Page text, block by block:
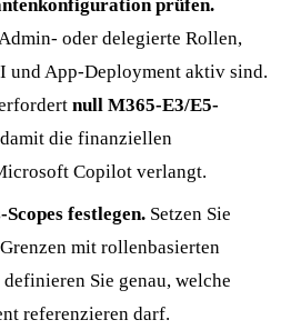
prüfen.
oder delegierte Rollen,
und App-Deployment aktiv sind.
null M365-E3/E5-
die finanziellen
Copilot verlangt.
festlegen. Setzen Sie
mit rollenbasierten
Sie genau, welche
referenzieren darf.